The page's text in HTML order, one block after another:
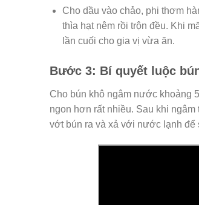
Cho dầu vào chảo, phi thơm
thìa hạt nêm rồi trộn đều. Khi
lần cuối cho gia vị vừa ăn.
Bước 3: Bí quyết luộc
Cho bún khô ngâm nước khoảng
ngon hơn rất nhiều. Sau khi
vớt bún ra và xả với nước lạnh